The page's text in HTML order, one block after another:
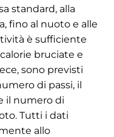
standard, alla
fino al nuoto e alle
è sufficiente
bruciate e
sono previsti
di passi, il
il numero di
Tutti i dati
allo